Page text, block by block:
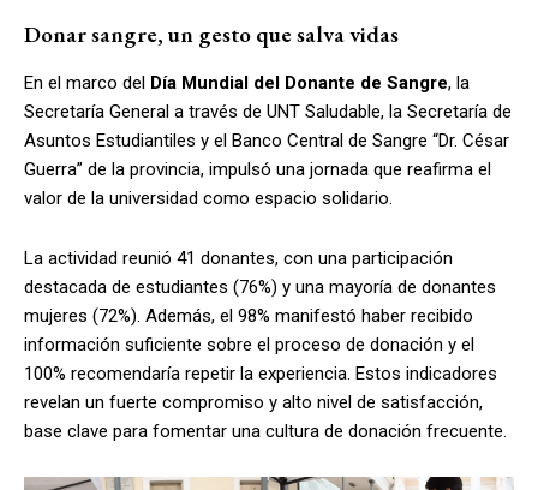
Donar sangre, un gesto que salva vidas
En el marco del Día Mundial del Donante de Sangre, la
Secretaría General a través de UNT Saludable, la Secretaría de
Asuntos Estudiantiles y el Banco Central de Sangre “Dr. César
Guerra” de la provincia, impulsó una jornada que reafirma el
valor de la universidad como espacio solidario.
La actividad reunió 41 donantes, con una participación
destacada de estudiantes (76%) y una mayoría de donantes
mujeres (72%). Además, el 98% manifestó haber recibido
información suficiente sobre el proceso de donación y el
100% recomendaría repetir la experiencia. Estos indicadores
revelan un fuerte compromiso y alto nivel de satisfacción,
base clave para fomentar una cultura de donación frecuente.